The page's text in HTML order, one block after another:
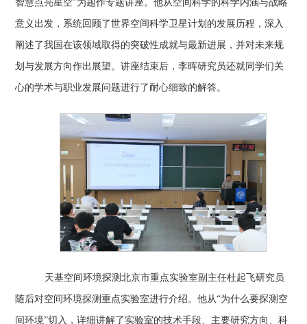
智慧点亮星空”为题作专题讲座。他从空间科学的科学内涵与战略
意义出发，系统回顾了世界空间科学卫星计划的发展历程，深入
阐述了我国在该领域取得的突破性成就与最新进展，并对未来规
划与发展方向作出展望。讲座结束后，李晖研究员还就同学们关
心的学术与职业发展问题进行了耐心细致的解答。
天基空间环境探测北京市重点实验室副主任杜起飞研究员
随后对空间环境探测重点实验室进行介绍。他从“为什么要探测空
间环境”切入，详细讲解了实验室的技术手段、主要研究方向、科